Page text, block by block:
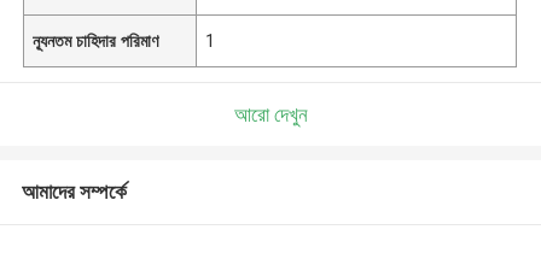
ন্যূনতম চাহিদার পরিমাণ 1
আরো দেখুন
আমাদের সম্পর্কে